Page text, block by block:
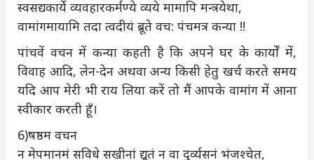
स्वसद्यकार्ये व्यवहारकर्मण्ये व्यये मामापि मन्त्रयेथा,
वामांगमायामि तदा त्वदीयं ब्रूते वच: पंचमत्र कन्या !!
पांचवें वचन में कन्या कहती है कि अपने घर के कार्यों में,
विवाह आदि, लेन-देन अथवा अन्य किसी हेतु खर्च करते समय
यदि आप मेरी भी राय लिया करें तो मैं आपके वामांग में आना
स्वीकार करती हूँ।
6)षष्ठम वचन
न मेपमानमं सविधे सखीनां द्यूतं न वा दुर्व्यसनं भंजश्चेत,